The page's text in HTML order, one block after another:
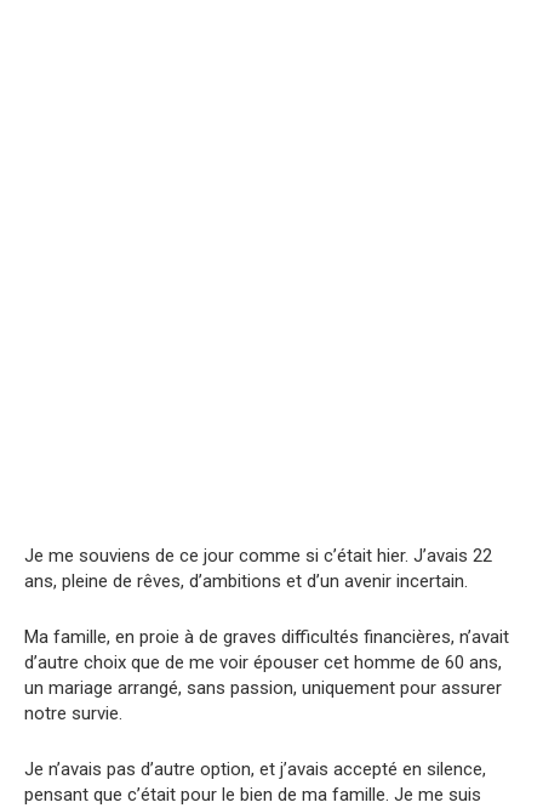
Je me souviens de ce jour comme si c’était hier. J’avais 22
ans, pleine de rêves, d’ambitions et d’un avenir incertain.
Ma famille, en proie à de graves difficultés financières, n’avait
d’autre choix que de me voir épouser cet homme de 60 ans,
un mariage arrangé, sans passion, uniquement pour assurer
notre survie.
Je n’avais pas d’autre option, et j’avais accepté en silence,
pensant que c’était pour le bien de ma famille. Je me suis